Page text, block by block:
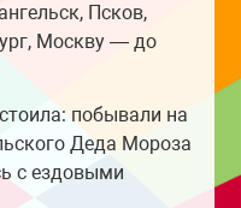
Псков,
Москву — до
побывали на
Деда Мороза
с ездовыми